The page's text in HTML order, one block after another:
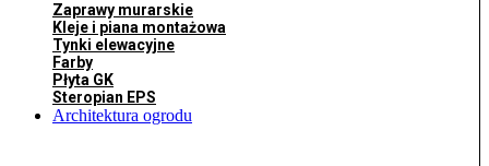
Zaprawy murarskie
Kleje i piana montażowa
Tynki elewacyjne
Farby
Płyta GK
Steropian EPS
Architektura ogrodu